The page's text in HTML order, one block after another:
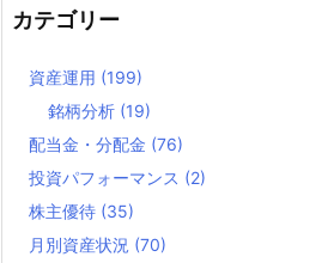
カテゴリー
資産運用 (199)
銘柄分析 (19)
配当金・分配金 (76)
投資パフォーマンス (2)
株主優待 (35)
月別資産状況 (70)